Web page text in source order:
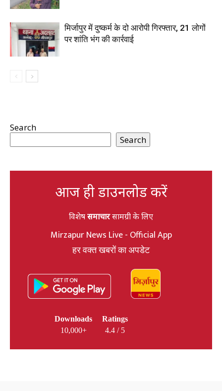
मिर्जापुर में दुष्कर्म के दो आरोपी गिरफ्तार, 21 लोगों
पर शांति भंग की कार्रवाई
Search
Search
आज ही डाउनलोड करें
विशेषसमाचारसामग्री के लिए
Mirzapur News Live - Official App
हर वक्त खबरों का अपडेट
Downloads
10,000+
Ratings
4.4 / 5